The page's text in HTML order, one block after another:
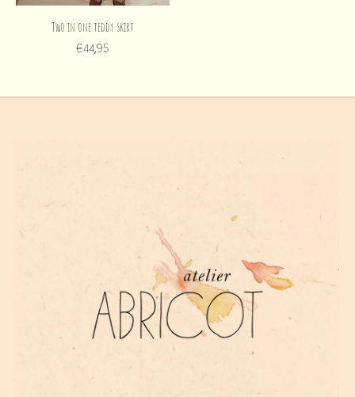
Two in one teddy skirt
€44,95